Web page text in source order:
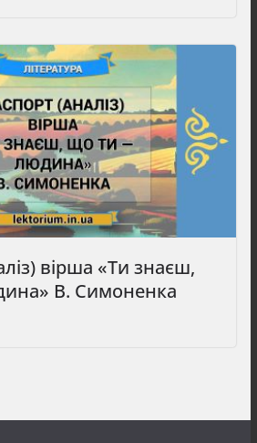
вірша «Ти знаєш,
В. Симоненка